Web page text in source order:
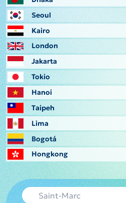
Seoul
Kairo
London
Jakarta
Tokio
Hanoi
Taipeh
Lima
Bogotá
Hongkong